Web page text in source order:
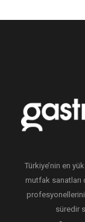
Türkiye’nin en
mutfak
profesyonellerini
süredir